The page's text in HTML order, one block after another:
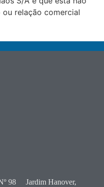
relação comercial
98
Jardim Hanover,